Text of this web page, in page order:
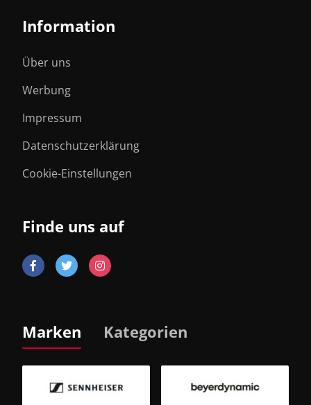
Information
Über uns
Werbung
Impressum
Datenschutzerklärung
Cookie-Einstellungen
Finde uns auf
Marken Kategorien